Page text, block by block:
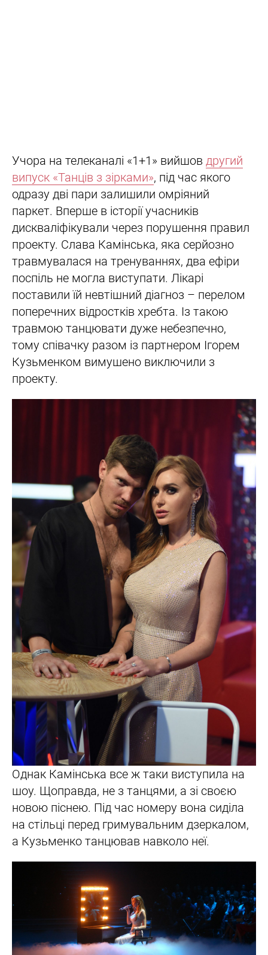
Учора на телеканалі «1+1» вийшов другий
випуск «Танців з зірками», під час якого
одразу дві пари залишили омріяний
паркет. Вперше в історії учасників
дискваліфікували через порушення правил
проекту. Слава Камінська, яка серйозно
травмувалася на тренуваннях, два ефіри
поспіль не могла виступати. Лікарі
поставили їй невтішний діагноз – перелом
поперечних відростків хребта. Із такою
травмою танцювати дуже небезпечно,
тому співачку разом із партнером Ігорем
Кузьменком вимушено виключили з
проекту.
Однак Камінська все ж таки виступила на
шоу. Щоправда, не з танцями, а зі своєю
новою піснею. Під час номеру вона сиділа
на стільці перед гримувальним дзеркалом,
а Кузьменко танцював навколо неї.